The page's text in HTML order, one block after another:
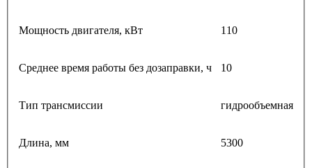
Мощность двигателя, кВт 110
Среднее время работы без дозаправки, ч 10
Тип трансмиссии гидрообъемная
Длина, мм 5300